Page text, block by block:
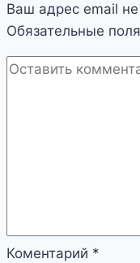
Ваш адрес email
Обязательные
Коментарий *